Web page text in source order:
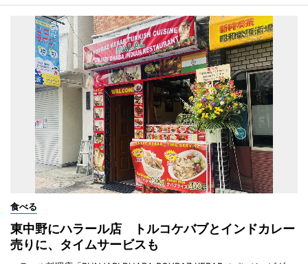
食べる
東中野にハラール店 トルコケバブとインドカレー
売りに、タイムサービスも